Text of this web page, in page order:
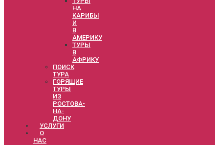
НА
КАРИБЫ
И
В
АМЕРИКУ
ТУРЫ
В
АФРИКУ
ПОИСК
ТУРА
ГОРЯЩИЕ
ТУРЫ
ИЗ
РОСТОВА-
НА-
ДОНУ
УСЛУГИ
О
НАС